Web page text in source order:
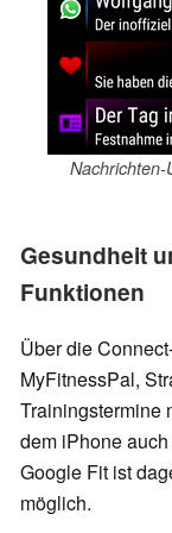
Nachrichten-
Gesundheit
Funktionen
Über die
MyFitnessPal,
Trainingstermine
dem iPhone
Google Fit ist
möglich.